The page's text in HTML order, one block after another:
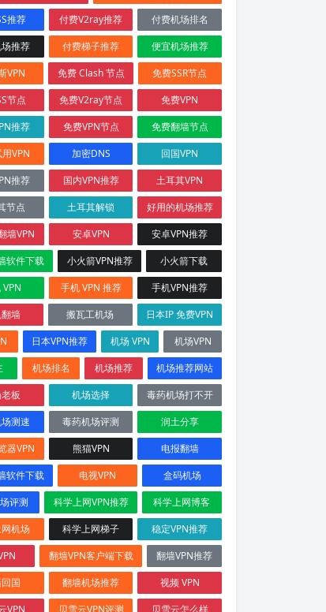
推荐
付费V2ray推荐
付费机场排名
推荐
付费梯子推荐
便宜机场推荐
VPN
免费 Clash 节点
免费SSR节点
节点
免费V2ray节点
免费VPN
推荐
免费VPN节点
免费翻墙节点
VPN
加密DNS
回国VPN
推荐
国内VPN推荐
土耳其VPN
节点
土耳其解锁
好用的机场推荐
墙VPN
安卓VPN
安卓VPN推荐
软件下载
小火箭VPN推荐
小火箭下载
手机 VPN 推荐
手机VPN推荐
墙
搬瓦工机场
日本IP 免费VPN
日本VPN推荐 机场 VPN
机场VPN
机场排名 机场推荐
机场推荐网站
板
机场选择
毒药机场打不开
测速
毒药机场评测
润土分享
器VPN
熊猫VPN
电报翻墙
软件下载
电视VPN
盒码机场
评测
科学上网VPN推荐
科学上网博客
机场
科学上网梯子
稳定VPN推荐
翻墙VPN客户端下载
翻墙VPN推荐
国
翻墙机场推荐
视频 VPN
VPN
贝雪云VPN评测 贝雪云怎么样